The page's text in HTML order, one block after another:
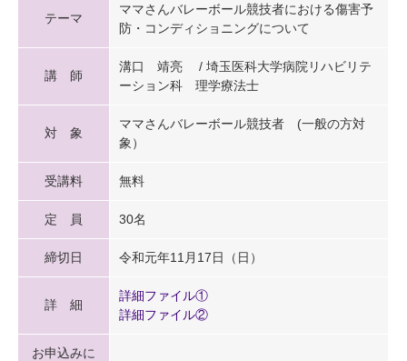
テーマ
ママさんバレーボール競技者における傷害予
防・コンディショニングについて
講 師
溝口 靖亮 / 埼玉医科大学病院リハビリテ
ーション科 理学療法士
対 象
ママさんバレーボール競技者 (一般の方対
象）
受講料 無料
定 員 30名
締切日 令和元年11月17日（日）
詳 細
詳細ファイル①
詳細ファイル②
お申込みに